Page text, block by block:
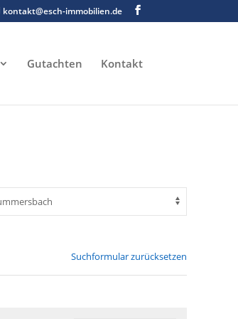
kontakt@esch-immobilien.de
Gutachten Kontakt
Suchformular zurücksetzen